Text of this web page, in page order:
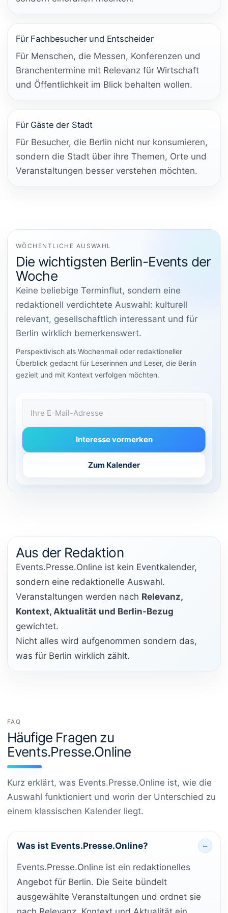
Für Fachbesucher und Entscheider
Für Menschen, die Messen, Konferenzen und
Branchentermine mit Relevanz für Wirtschaft
und Öffentlichkeit im Blick behalten wollen.
Für Gäste der Stadt
Für Besucher, die Berlin nicht nur konsumieren,
sondern die Stadt über ihre Themen, Orte und
Veranstaltungen besser verstehen möchten.
WÖCHENTLICHE AUSWAHL
Die wichtigsten Berlin-Events der
Woche
Keine beliebige Terminflut, sondern eine
redaktionell verdichtete Auswahl: kulturell
relevant, gesellschaftlich interessant und für
Berlin wirklich bemerkenswert.
Perspektivisch als Wochenmail oder redaktioneller
Überblick gedacht für Leserinnen und Leser, die Berlin
gezielt und mit Kontext verfolgen möchten.
Interesse vormerken
Zum Kalender
Aus der Redaktion
Events.Presse.Online ist kein Eventkalender,
sondern eine redaktionelle Auswahl.
Veranstaltungen werden nach Relevanz,
Kontext, Aktualität und Berlin-Bezug
gewichtet.
Nicht alles wird aufgenommen sondern das,
was für Berlin wirklich zählt.
FAQ
Häufige Fragen zu
Events.Presse.Online
Kurz erklärt, was Events.Presse.Online ist, wie die
Auswahl funktioniert und worin der Unterschied zu
einem klassischen Kalender liegt.
Was ist Events.Presse.Online?
Events.Presse.Online ist ein redaktionelles
Angebot für Berlin. Die Seite bündelt
ausgewählte Veranstaltungen und ordnet sie